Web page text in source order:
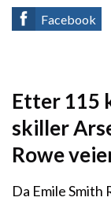
Facebook
Etter 115
skiller
Rowe
Da Emile Smith